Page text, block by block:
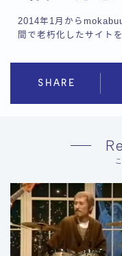
2014年1月から
間で老朽化したサイト
SHARE